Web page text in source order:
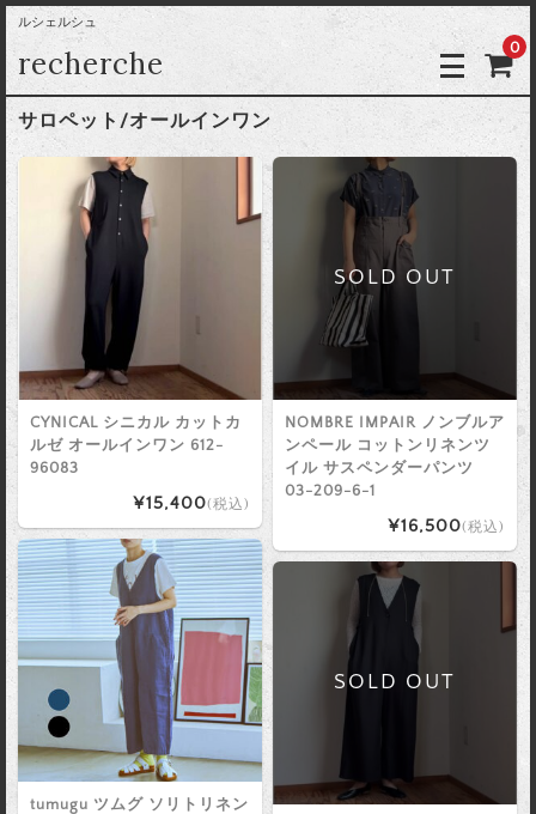
ルシェルシュ
recherche 0
サロペット/オールインワン
CYNICAL シニカル カットカ
ルゼ オールインワン 612-
96083
¥15,400(税込)
SOLD OUT
NOMBRE IMPAIR ノンブルア
ンペール コットンリネンツ
イル サスペンダーパンツ
03-209-6-1
¥16,500(税込)
tumugu ツムグ ソリトリネン
SOLD OUT